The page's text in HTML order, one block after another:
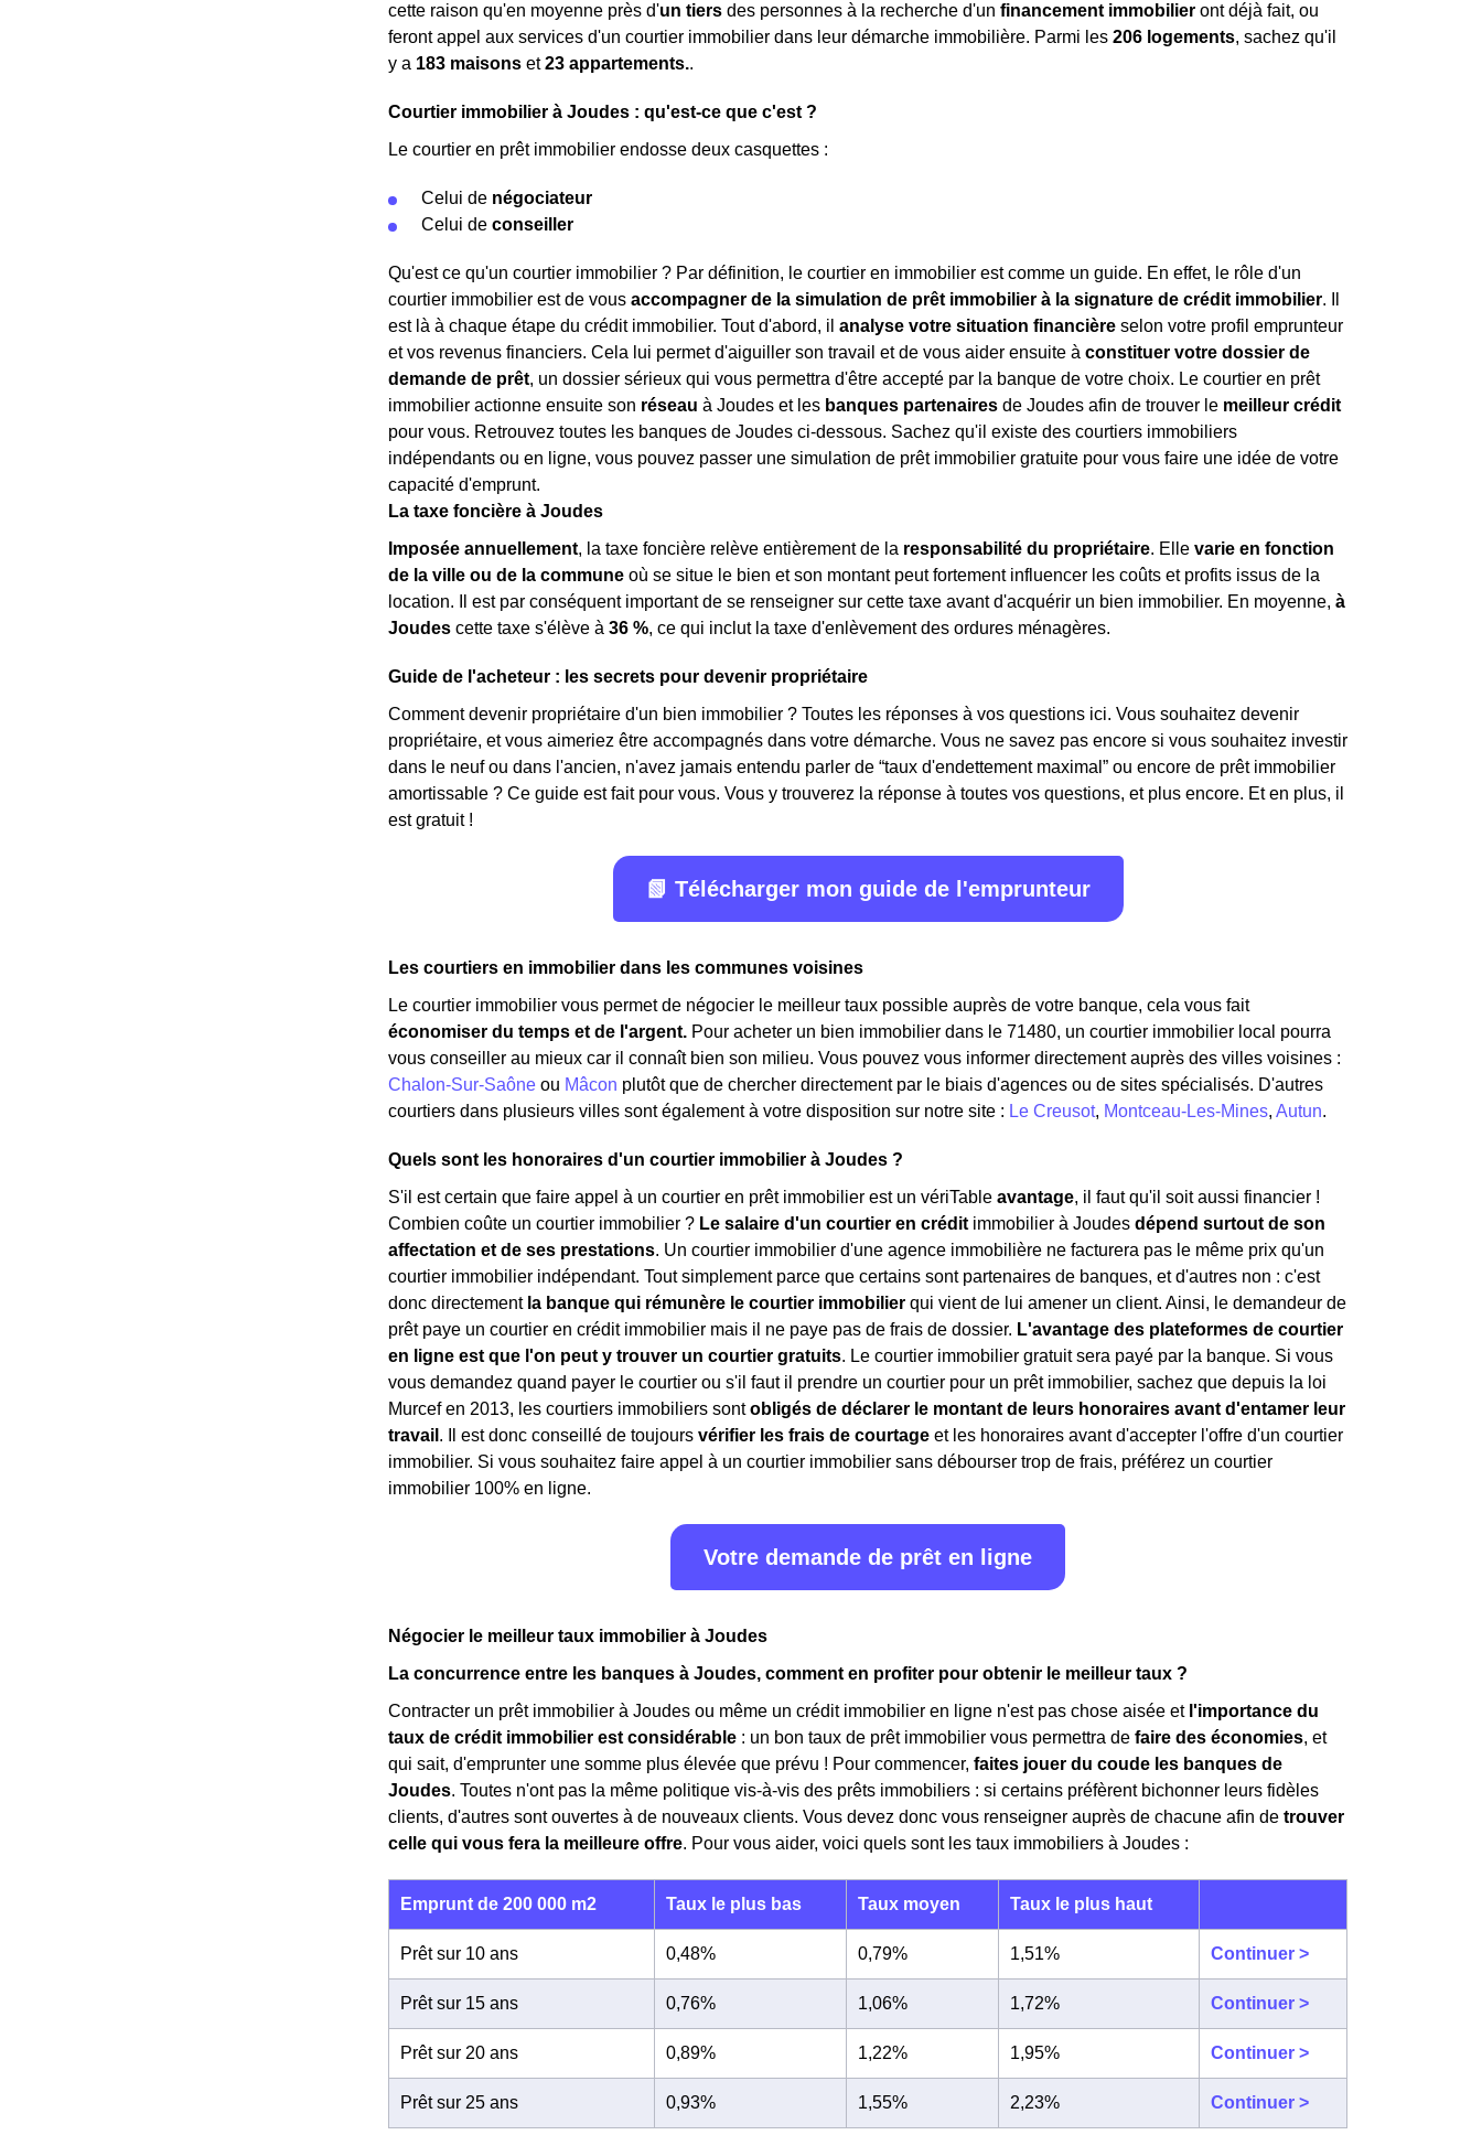
cette raison qu'en moyenne près d'un tiers des personnes à la recherche d'un financement immobilier ont déjà fait, ou
feront appel aux services d'un courtier immobilier dans leur démarche immobilière. Parmi les 206 logements, sachez qu'il
y a 183 maisons et23 appartements..
Courtier immobilier à Joudes : qu'est-ce que c'est ?
Le courtier en prêt immobilier endosse deux casquettes :
Celui de négociateur
Celui de conseiller
Qu'est ce qu'un courtier immobilier ? Par définition, le courtier en immobilier est comme un guide. En effet, le rôle d'un
courtier immobilier est de vous accompagner de la simulation de prêt immobilier à la signature de crédit immobilier. Il
est là à chaque étape du crédit immobilier. Tout d'abord, il analyse votre situation financière selon votre profil emprunteur
et vos revenus financiers. Cela lui permet d'aiguiller son travail et de vous aider ensuite à constituer votre dossier de
demande de prêt, un dossier sérieux qui vous permettra d'être accepté par la banque de votre choix. Le courtier en prêt
immobilier actionne ensuite son réseau à Joudes et les banques partenaires de Joudes afin de trouver le meilleur crédit
pour vous. Retrouvez toutes les banques de Joudes ci-dessous. Sachez qu'il existe des courtiers immobiliers
indépendants ou en ligne, vous pouvez passer une simulation de prêt immobilier gratuite pour vous faire une idée de votre
capacité d'emprunt.
La taxe foncière à Joudes
Imposée annuellement, la taxe foncière relève entièrement de la responsabilité du propriétaire. Elle varie en fonction
de la ville ou de la commune où se situe le bien et son montant peut fortement influencer les coûts et profits issus de la
location. Il est par conséquent important de se renseigner sur cette taxe avant d'acquérir un bien immobilier. En moyenne, à
Joudes cette taxe s'élève à 36 %, ce qui inclut la taxe d'enlèvement des ordures ménagères.
Guide de l'acheteur : les secrets pour devenir propriétaire
Comment devenir propriétaire d'un bien immobilier ? Toutes les réponses à vos questions ici. Vous souhaitez devenir
propriétaire, et vous aimeriez être accompagnés dans votre démarche. Vous ne savez pas encore si vous souhaitez investir
dans le neuf ou dans l'ancien, n'avez jamais entendu parler de “taux d'endettement maximal” ou encore de prêt immobilier
amortissable ? Ce guide est fait pour vous. Vous y trouverez la réponse à toutes vos questions, et plus encore. Et en plus, il
est gratuit !
📗 Télécharger mon guide de l'emprunteur
Les courtiers en immobilier dans les communes voisines
Le courtier immobilier vous permet de négocier le meilleur taux possible auprès de votre banque, cela vous fait
économiser du temps et de l'argent. Pour acheter un bien immobilier dans le 71480, un courtier immobilier local pourra
vous conseiller au mieux car il connaît bien son milieu. Vous pouvez vous informer directement auprès des villes voisines :
Chalon-Sur-Saône ou Mâcon plutôt que de chercher directement par le biais d'agences ou de sites spécialisés. D'autres
courtiers dans plusieurs villes sont également à votre disposition sur notre site : Le Creusot, Montceau-Les-Mines, Autun.
Quels sont les honoraires d'un courtier immobilier à Joudes ?
S'il est certain que faire appel à un courtier en prêt immobilier est un vériTable avantage, il faut qu'il soit aussi financier !
Combien coûte un courtier immobilier ? Le salaire d'un courtier en crédit immobilier à Joudes dépend surtout de son
affectation et de ses prestations. Un courtier immobilier d'une agence immobilière ne facturera pas le même prix qu'un
courtier immobilier indépendant. Tout simplement parce que certains sont partenaires de banques, et d'autres non : c'est
donc directement la banque qui rémunère le courtier immobilier qui vient de lui amener un client. Ainsi, le demandeur de
prêt paye un courtier en crédit immobilier mais il ne paye pas de frais de dossier. L'avantage des plateformes de courtier
en ligne est que l'on peut y trouver un courtier gratuits. Le courtier immobilier gratuit sera payé par la banque. Si vous
vous demandez quand payer le courtier ou s'il faut il prendre un courtier pour un prêt immobilier, sachez que depuis la loi
Murcef en 2013, les courtiers immobiliers sontobligés de déclarer le montant de leurs honoraires avant d'entamer leur
travail . Il est donc conseillé de toujours vérifier les frais de courtage et les honoraires avant d'accepter l'offre d'un courtier
immobilier. Si vous souhaitez faire appel à un courtier immobilier sans débourser trop de frais, préférez un courtier
immobilier 100% en ligne.
Votre demande de prêt en ligne
Négocier le meilleur taux immobilier à Joudes
La concurrence entre les banques à Joudes, comment en profiter pour obtenir le meilleur taux ?
Contracter un prêt immobilier à Joudes ou même un crédit immobilier en ligne n'est pas chose aisée et l'importance du
taux de crédit immobilier est considérable : un bon taux de prêt immobilier vous permettra de faire des économies, et
qui sait, d'emprunter une somme plus élevée que prévu ! Pour commencer, faites jouer du coude les banques de
Joudes. Toutes n'ont pas la même politique vis-à-vis des prêts immobiliers : si certains préfèrent bichonner leurs fidèles
clients, d'autres sont ouvertes à de nouveaux clients. Vous devez donc vous renseigner auprès de chacune afin de trouver
celle qui vous fera la meilleure offre. Pour vous aider, voici quels sont les taux immobiliers à Joudes :
Emprunt de 200 000 m2 Taux le plus bas Taux moyen Taux le plus haut
Prêt sur 10 ans 0,48% 0,79% 1,51% Continuer >
Prêt sur 15 ans 0,76% 1,06% 1,72% Continuer >
Prêt sur 20 ans 0,89% 1,22% 1,95% Continuer >
Prêt sur 25 ans 0,93% 1,55% 2,23% Continuer >